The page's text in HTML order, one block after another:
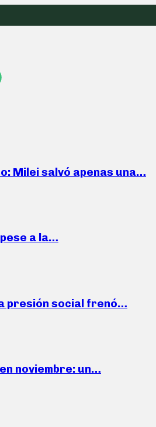
Milei salvó apenas una…
a la…
presión social frenó…
noviembre: un…